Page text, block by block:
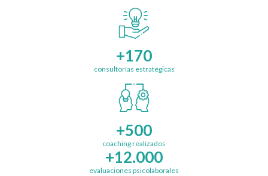
+170
consultorías estratégicas
+500
coaching realizados
+12.000
evaluaciones psicolaborales